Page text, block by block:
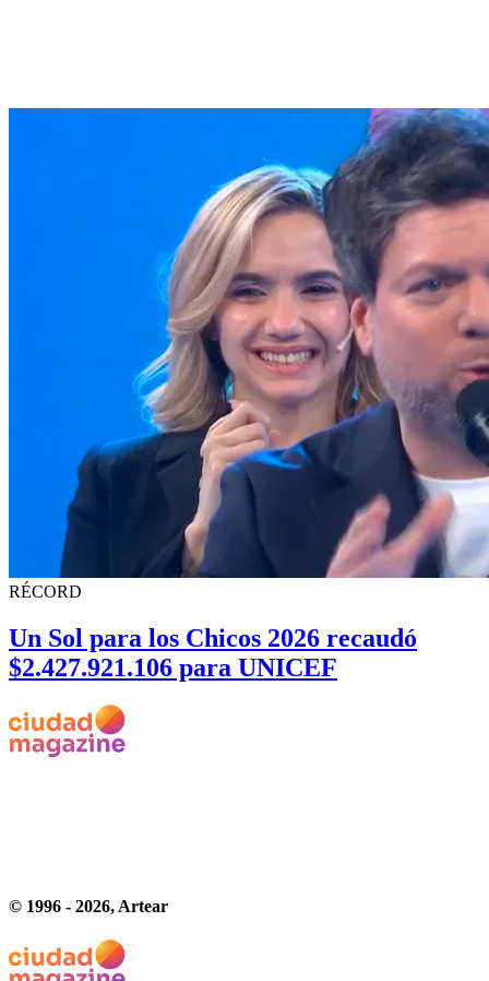
RÉCORD
Un Sol para los Chicos 2026 recaudó
$2.427.921.106 para UNICEF
© 1996 - 2026, Artear